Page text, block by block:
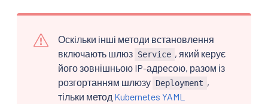
Оскільки інші методи встановлення
включають шлюз Service , який керує
його зовнішньою IP-адресою, разом із
розгортанням шлюзу Deployment ,
тільки метод Kubernetes YAML